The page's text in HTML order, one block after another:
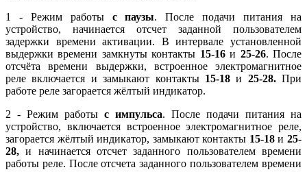
1 - Режим работы с паузы. После подачи питания на
устройство, начинается отсчет заданной пользователем
задержки времени активации. В интервале установленной
выдержки времени замкнуты контакты 15-16и 25-26. После
отсчёта времени выдержки, встроенное электромагнитное
реле включается и замыкают контакты 15-18и 25-28.При
работе реле загорается жёлтый индикатор.
2 - Режим работы с импульса. После подачи питания на
устройство, включается встроенное электромагнитное реле,
загорается жёлтый индикатор, замыкают контакты 15-18и25-
28,и начинается отсчет заданного пользователем времени
работы реле. После отсчета заданного пользователем времени